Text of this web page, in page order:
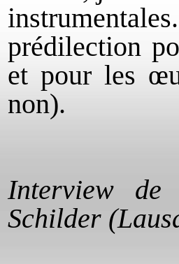
prédilection
et pour les
non).
Interview
Schilder